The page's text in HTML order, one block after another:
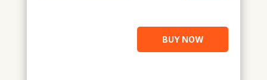
BUY NOW